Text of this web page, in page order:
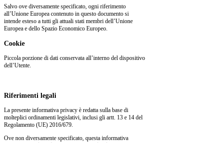
Salvo ove diversamente specificato, ogni riferimento
all’Unione Europea contenuto in questo documento si
intende esteso a tutti gli attuali stati membri dell’Unione
Europea e dello Spazio Economico Europeo.
Cookie
Piccola porzione di dati conservata all’interno del dispositivo
dell’Utente.
Riferimenti legali
La presente informativa privacy è redatta sulla base di
molteplici ordinamenti legislativi, inclusi gli artt. 13 e 14 del
Regolamento (UE) 2016/679.
Ove non diversamente specificato, questa informativa